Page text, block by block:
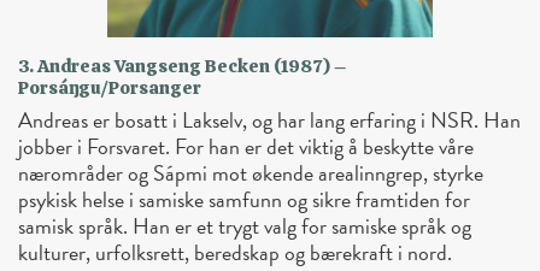
3. Andreas Vangseng Becken (1987) –
Porsáŋgu/Porsanger
Andreas er bosatt i Lakselv, og har lang erfaring i NSR. Han
jobber i Forsvaret. For han er det viktig å beskytte våre
nærområder og Sápmi mot økende arealinngrep, styrke
psykisk helse i samiske samfunn og sikre framtiden for
samisk språk. Han er et trygt valg for samiske språk og
kulturer, urfolksrett, beredskap og bærekraft i nord.